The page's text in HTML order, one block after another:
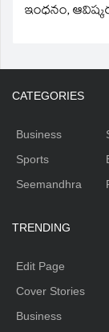
ఇంధనం,
CATEGORIES
Business
Sports
Seemandhra
TRENDING
Edit Page
Cover Stories
Business